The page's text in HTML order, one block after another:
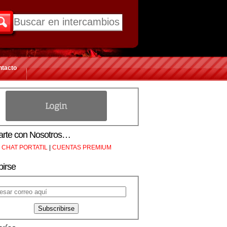
con Nosotros…
CHAT PORTATIL | CUENTAS PREMIUM